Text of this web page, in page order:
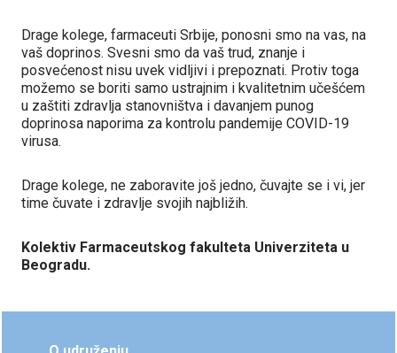
Drage kolege, farmaceuti Srbije, ponosni smo na vas, na
vaš doprinos. Svesni smo da vaš trud, znanje i
posvećenost nisu uvek vidljivi i prepoznati. Protiv toga
možemo se boriti samo ustrajnim i kvalitetnim učešćem
u zaštiti zdravlja stanovništva i davanjem punog
doprinosa naporima za kontrolu pandemije COVID-19
virusa.
Drage kolege, ne zaboravite još jedno, čuvajte se i vi, jer
time čuvate i zdravlje svojih najbližih.
Kolektiv Farmaceutskog fakulteta Univerziteta u
Beogradu.